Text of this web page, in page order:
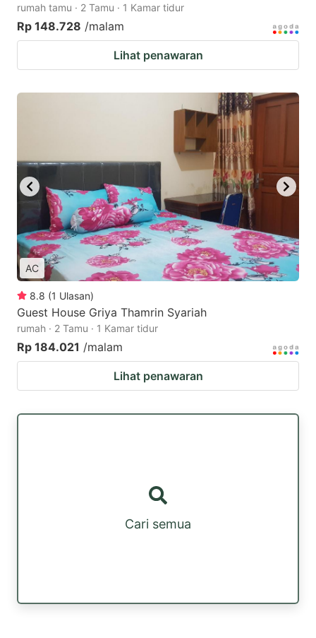
rumah tamu · 2 Tamu · 1 Kamar tidur
Rp 148.728 /malam
Lihat penawaran
AC
8.8 (1 Ulasan)
Guest House Griya Thamrin Syariah
rumah · 2 Tamu · 1 Kamar tidur
Rp 184.021 /malam
Lihat penawaran
Cari semua